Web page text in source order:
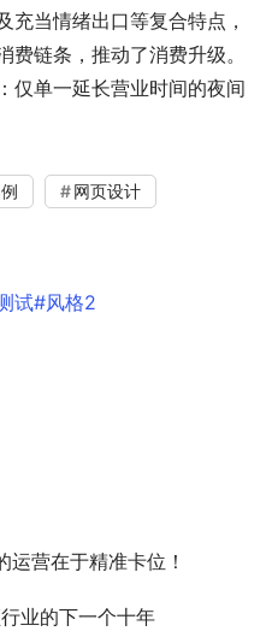
充当情绪出口等复合特点，
链条，推动了消费升级。
仅单一延长营业时间的夜间
网页设计
试#风格2
营在于精准卡位！
业的下一个十年